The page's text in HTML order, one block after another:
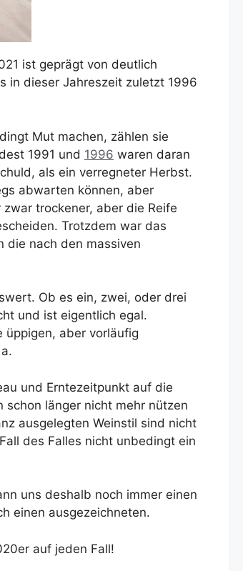
ist geprägt von deutlich
in dieser Jahreszeit zuletzt 1996
Mut machen, zählen sie
1991 und 1996 waren daran
als ein verregneter Herbst.
abwarten können, aber
zwar trockener, aber die Reife
Trotzdem war das
die nach den massiven
Ob es ein, zwei, oder drei
und ist eigentlich egal.
üppigen, aber vorläufig
und Erntezeitpunkt auf die
schon länger nicht mehr nützen
ausgelegten Weinstil sind nicht
des Falles nicht unbedingt ein
uns deshalb noch immer einen
einen ausgezeichneten.
auf jeden Fall!